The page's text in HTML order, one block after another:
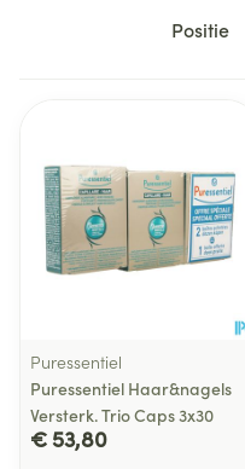
Sorteer op:
Puressentiel
Puressentiel Haar&nagels
Versterk. Trio Caps 3x30
€ 53,80